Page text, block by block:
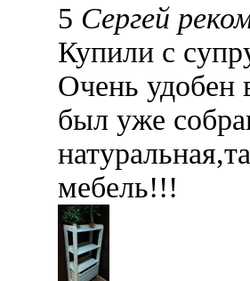
5 Сергей
Купили с
Очень удобен
был уже
мебель!!!